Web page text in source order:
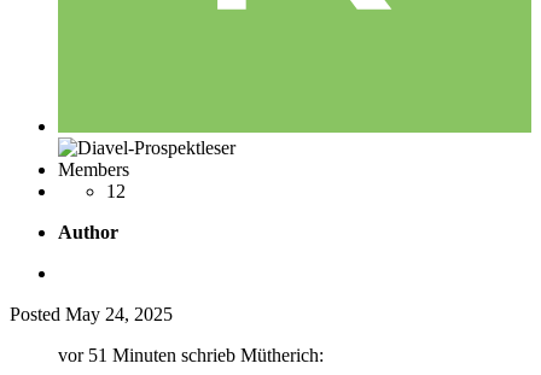
Members
12
Author
Posted May 24, 2025
vor 51 Minuten schrieb Mütherich: